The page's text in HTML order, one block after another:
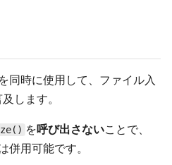
同時に使用して、ファイル入
します。
を呼び出さないことで、
用可能です。